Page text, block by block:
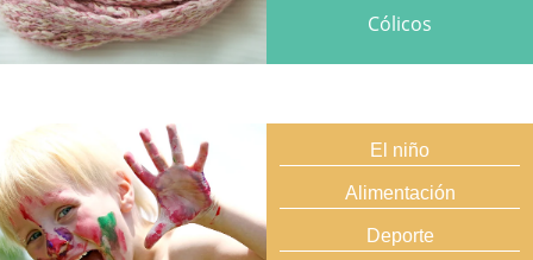
Cólicos
El niño
Alimentación
Deporte